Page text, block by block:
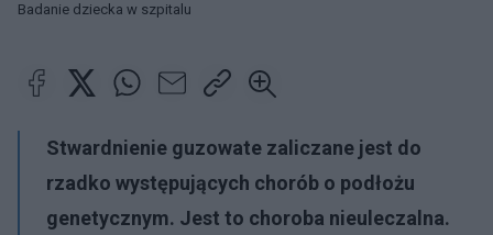
Badanie dziecka w szpitalu
Stwardnienie guzowate zaliczane jest do
rzadko występujących chorób o podłożu
genetycznym. Jest to choroba nieuleczalna.